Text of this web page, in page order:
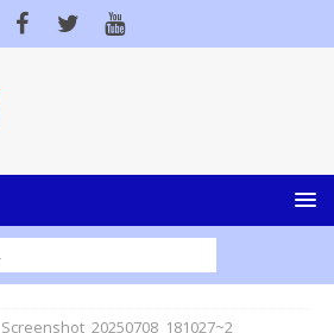
Screenshot_20250708_181027~2